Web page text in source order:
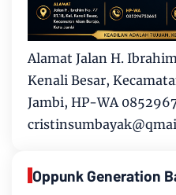
Alamat Jalan H.
Kenali Besar,
Jambi, HP-WA
Oppunk Generation